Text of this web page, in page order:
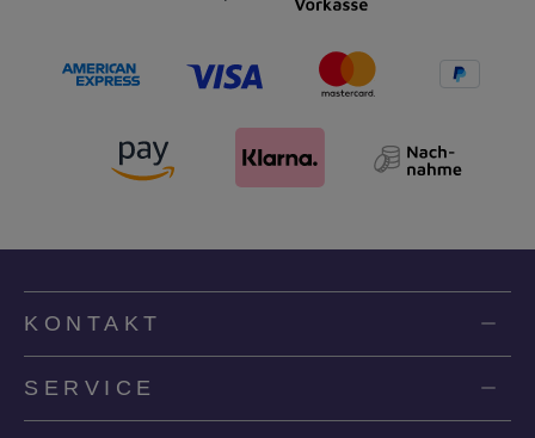
KONTAKT
SERVICE